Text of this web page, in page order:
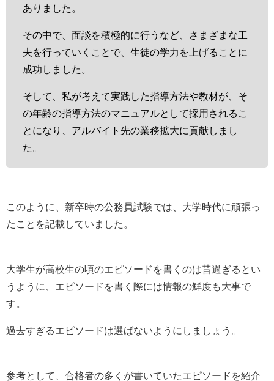
ありました。
その中で、面談を積極的に行うなど、さまざまな工
夫を行っていくことで、生徒の学力を上げることに
成功しました。
そして、私が考えて実践した指導方法や教材が、そ
の年齢の指導方法のマニュアルとして採用されるこ
とになり、アルバイト先の業務拡大に貢献しまし
た。
このように、新卒時の公務員試験では、大学時代に頑張っ
たことを記載していました。
大学生が高校生の頃のエピソードを書くのは昔過ぎるとい
うように、エピソードを書く際には情報の鮮度も大事で
す。
過去すぎるエピソードは選ばないようにしましょう。
参考として、合格者の多くが書いていたエピソードを紹介